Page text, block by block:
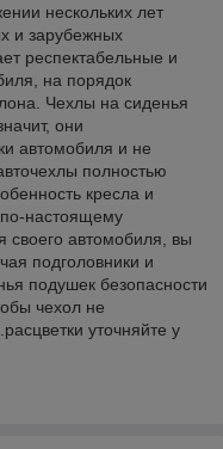
нескольких лет
и зарубежных
респектабельные и
на порядок
Чехлы на сиденья
они
автомобиля и не
полностью
кресла и
по-настоящему
своего автомобиля, вы
подголовники и
подушек безопасности
чехол не
уточняйте у